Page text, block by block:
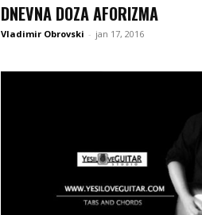
DNEVNA DOZA AFORIZMA
Vladimir Obrovski - jan 17, 2016